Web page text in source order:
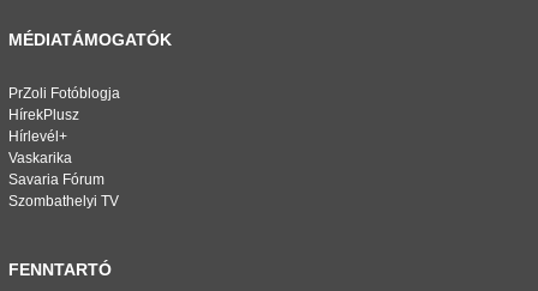
MÉDIATÁMOGATÓK
PrZoli Fotóblogja
HírekPlusz
Hírlevél+
Vaskarika
Savaria Fórum
Szombathelyi TV
FENNTARTÓ